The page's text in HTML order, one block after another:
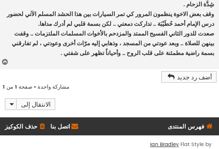
شِدَّة الزحام .
وقف بعض الاخوة ينظمون المرور كي تمر السيارات بين هذا الحشد المسلم الآتي لحضور
درس الإمام أحمد حُطَيْبَة .. تداركت دمعتي .. لكن بسمة قلبي لم أدرك مداها.
صعدت للدور الثاني الفسيح الممتد والمزدحم بالأخوات المسلمات الملتزمات .. وقفت
بينهن للصلاة .. وبعد عودتي من المسجد ، وذهابي إليه مرّات أخرى وعودتي ، لم تفارقني
بسمة راضية مطمئنة على قلب الروح .. وأحياناً تظهر على شفتي .
أضف رد جديد
مشاركة واحدة • صفحة 1 من 1
الانتقال إلى
فهرس المنتدى حذف الكوكيز اتصل بنا
Flat Style by
Ian Bradley